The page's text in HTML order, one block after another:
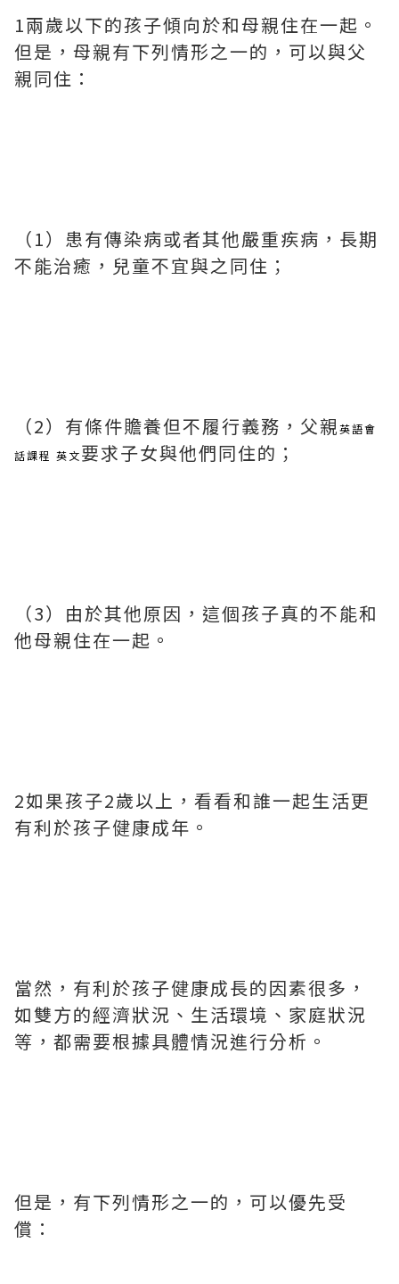
1兩歲以下的孩子傾向於和母親住在一起。
但是，母親有下列情形之一的，可以與父
親同住：
（1）患有傳染病或者其他嚴重疾病，長期
不能治癒，兒童不宜與之同住；
（2）有條件贍養但不履行義務，父親英語會
話課程 英文要求子女與他們同住的；
（3）由於其他原因，這個孩子真的不能和
他母親住在一起。
2如果孩子2歲以上，看看和誰一起生活更
有利於孩子健康成年。
當然，有利於孩子健康成長的因素很多，
如雙方的經濟狀況、生活環境、家庭狀況
等，都需要根據具體情況進行分析。
但是，有下列情形之一的，可以優先受
償：